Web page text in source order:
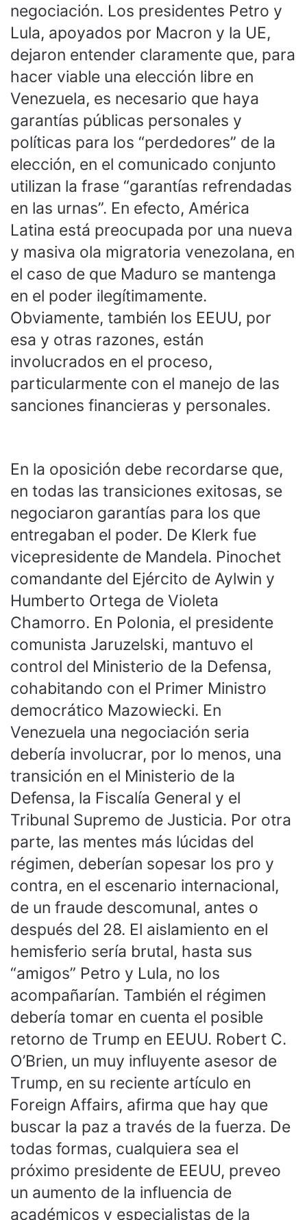
negociación. Los presidentes Petro y
Lula, apoyados por Macron y la UE,
dejaron entender claramente que, para
hacer viable una elección libre en
Venezuela, es necesario que haya
garantías públicas personales y
políticas para los “perdedores” de la
elección, en el comunicado conjunto
utilizan la frase “garantías refrendadas
en las urnas”. En efecto, América
Latina está preocupada por una nueva
y masiva ola migratoria venezolana, en
el caso de que Maduro se mantenga
en el poder ilegítimamente.
Obviamente, también los EEUU, por
esa y otras razones, están
involucrados en el proceso,
particularmente con el manejo de las
sanciones financieras y personales.
En la oposición debe recordarse que,
en todas las transiciones exitosas, se
negociaron garantías para los que
entregaban el poder. De Klerk fue
vicepresidente de Mandela. Pinochet
comandante del Ejército de Aylwin y
Humberto Ortega de Violeta
Chamorro. En Polonia, el presidente
comunista Jaruzelski, mantuvo el
control del Ministerio de la Defensa,
cohabitando con el Primer Ministro
democrático Mazowiecki. En
Venezuela una negociación seria
debería involucrar, por lo menos, una
transición en el Ministerio de la
Defensa, la Fiscalía General y el
Tribunal Supremo de Justicia. Por otra
parte, las mentes más lúcidas del
régimen, deberían sopesar los pro y
contra, en el escenario internacional,
de un fraude descomunal, antes o
después del 28. El aislamiento en el
hemisferio sería brutal, hasta sus
“amigos” Petro y Lula, no los
acompañarían. También el régimen
debería tomar en cuenta el posible
retorno de Trump en EEUU. Robert C.
O’Brien, un muy influyente asesor de
Trump, en su reciente artículo en
Foreign Affairs, afirma que hay que
buscar la paz a través de la fuerza. De
todas formas, cualquiera sea el
próximo presidente de EEUU, preveo
un aumento de la influencia de
académicos y especialistas de la